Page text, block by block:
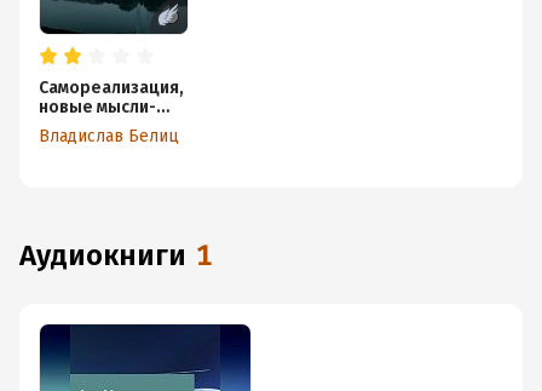
Самореализация,
новые мысли-
новая жизнь
Владислав Белиц
аудиокниги 1